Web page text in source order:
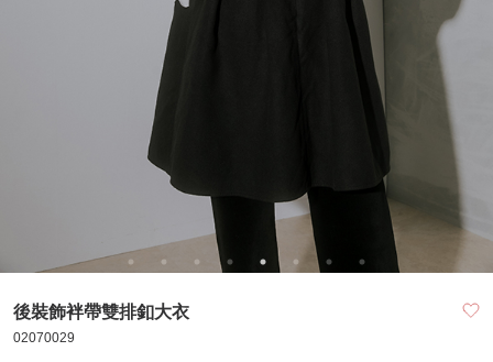
後裝飾袢帶雙排釦大衣
02070029